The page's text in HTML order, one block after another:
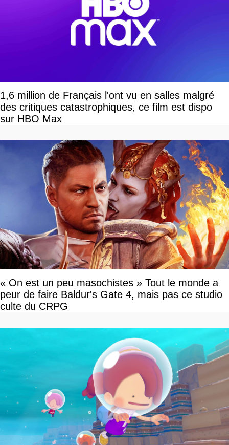
1,6 million de Français l'ont vu en salles malgré
des critiques catastrophiques, ce film est dispo
sur HBO Max
« On est un peu masochistes » Tout le monde a
peur de faire Baldur's Gate 4, mais pas ce studio
culte du CRPG